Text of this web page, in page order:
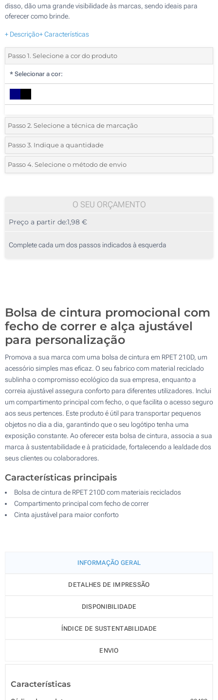
disso, dão uma grande visibilidade às marcas, sendo ideais para
oferecer como brinde.
+ Descrição+ Características
Passo 1. Selecione a cor do produto
* Selecionar a cor:
Passo 2. Selecione a técnica de marcação
*Selecione o tipo de marcação e as cores do logotipo:
1 Cor (Na frente)
Passo 3. Indique a quantidade
*Quantidade mínima:25
50
125
Passo 4. Selecione o método de envio
O SEU ORÇAMENTO
Preço a partir de:1,98 €
Complete cada um dos passos indicados à esquerda
Bolsa de cintura promocional com
fecho de correr e alça ajustável
para personalização
Promova a sua marca com uma bolsa de cintura em RPET 210D, um
acessório simples mas eficaz. O seu fabrico com material reciclado
sublinha o compromisso ecológico da sua empresa, enquanto a
correia ajustável assegura conforto para diferentes utilizadores. Inclui
um compartimento principal com fecho, o que facilita o acesso seguro
aos seus pertences. Este produto é útil para transportar pequenos
objetos no dia a dia, garantindo que o seu logótipo tenha uma
exposição constante. Ao oferecer esta bolsa de cintura, associa a sua
marca à sustentabilidade e à praticidade, fortalecendo a lealdade dos
seus clientes ou colaboradores.
Características principais
Bolsa de cintura de RPET 210D com materiais reciclados
Compartimento principal com fecho de correr
Cinta ajustável para maior conforto
INFORMAÇÃO GERAL
DETALHES DE IMPRESSÃO
DISPONIBILIDADE
ÍNDICE DE SUSTENTABILIDADE
ENVIO
Características